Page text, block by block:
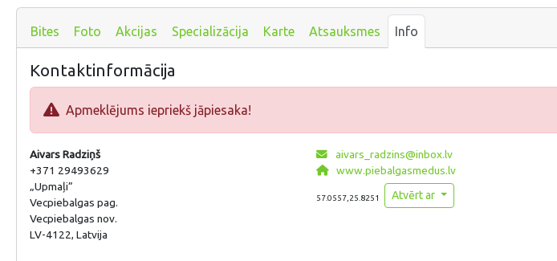
Bites Foto Akcijas Specializācija Karte Atsauksmes Info
Kontaktinformācija
Apmeklējums iepriekš jāpiesaka!
Aivars Radziņš
+371 29493629
„Upmaļi”
Vecpiebalgas pag.
Vecpiebalgas nov.
LV-4122, Latvija
aivars_radzins@inbox.lv
www.piebalgasmedus.lv
57.0557,25.8251 Atvērt ar